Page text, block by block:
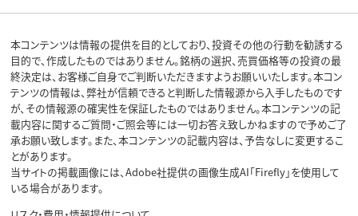
本コンテンツは情報の提供を目的としており、投資その他の行動を勧誘する
目的で、作成したものではありません。銘柄の選択、売買価格等の投資の最
終決定は、お客様ご自身でご判断いただきますようお願いいたします。本コン
テンツの情報は、弊社が信頼できると判断した情報源から入手したものです
が、その情報源の確実性を保証したものではありません。本コンテンツの記
載内容に関するご質問・ご照会等には一切お答え致しかねますので予めご了
承お願い致します。また、本コンテンツの記載内容は、予告なしに変更するこ
とがあります。
当サイトの掲載画像には、Adobe社提供の画像生成AI「Firefly」を使用して
いる場合があります。